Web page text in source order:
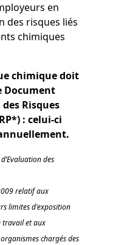
en
des risques liés
chimiques
chimique doit
Document
Risques
: celui-ci
des
relatif aux
limites d'exposition
travail et aux
chargés des